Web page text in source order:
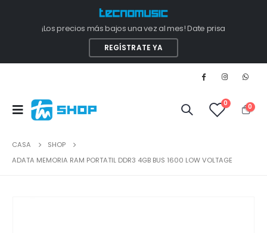
¡Los precios más bajos una vez al mes! Date prisa
REGÍSTRATE YA
0 0
CASA
SHOP
ADATA MEMORIA RAM PORTATIL DDR3 4GB BUS 1600 LOW VOLTAGE